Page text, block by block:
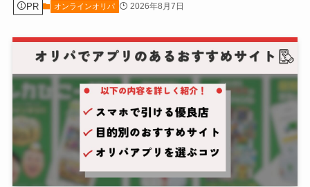
PR オンラインオリパ 2026年8月7日